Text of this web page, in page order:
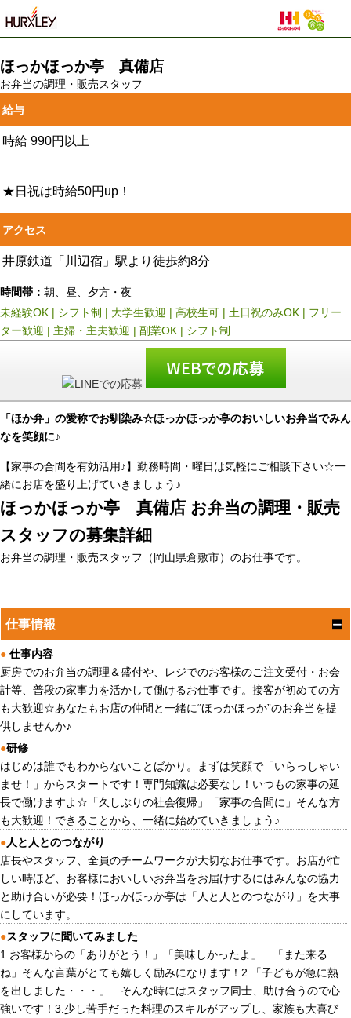
ほっかほっか亭 真備店
お弁当の調理・販売スタッフ
給与
時給 990円以上
★日祝は時給50円up！
アクセス
井原鉄道「川辺宿」駅より徒歩約8分
時間帯： 朝、昼、夕方・夜
未経験OK | シフト制 | 大学生歓迎 | 高校生可 | 土日祝のみOK | フリー
ター歓迎 | 主婦・主夫歓迎 | 副業OK | シフト制
「ほか弁」の愛称でお馴染み☆ほっかほっか亭のおいしいお弁当でみん
なを笑顔に♪
【家事の合間を有効活用♪】勤務時間・曜日は気軽にご相談下さい☆一
緒にお店を盛り上げていきましょう♪
ほっかほっか亭 真備店 お弁当の調理・販売
スタッフの募集詳細
お弁当の調理・販売スタッフ（岡山県倉敷市）のお仕事です。
仕事情報
● 仕事内容
厨房でのお弁当の調理＆盛付や、レジでのお客様のご注文受付・お会
計等、普段の家事力を活かして働けるお仕事です。接客が初めての方
も大歓迎☆あなたもお店の仲間と一緒に“ほっかほっか”のお弁当を提
供しませんか♪
●研修
はじめは誰でもわからないことばかり。まずは笑顔で「いらっしゃい
ませ！」からスタートです！専門知識は必要なし！いつもの家事の延
長で働けますよ☆「久しぶりの社会復帰」「家事の合間に」そんな方
も大歓迎！できることから、一緒に始めていきましょう♪
●人と人とのつながり
店長やスタッフ、全員のチームワークが大切なお仕事です。お店が忙
しい時ほど、お客様においしいお弁当をお届けするにはみんなの協力
と助け合いが必要！ほっかほっか亭は「人と人とのつながり」を大事
にしています。
●スタッフに聞いてみました
1.お客様からの「ありがとう！」「美味しかったよ」 「また来る
ね」そんな言葉がとても嬉しく励みになります！2.「子どもが急に熱
を出しました・・・」 そんな時にはスタッフ同士、助け合うので心
強いです！3.少し苦手だった料理のスキルがアップし、家族も大喜び